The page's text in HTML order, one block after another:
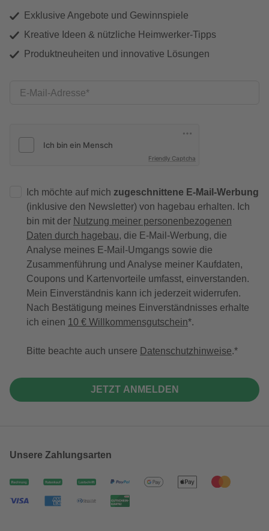
Exklusive Angebote und Gewinnspiele
Kreative Ideen & nützliche Heimwerker-Tipps
Produktneuheiten und innovative Lösungen
E-Mail-Adresse
Friendly Captcha
Ich möchte auf mich zugeschnittene E-Mail-Werbung
(inklusive den Newsletter) von hagebau erhalten. Ich
bin mit der Nutzung meiner personenbezogenen
Daten durch hagebau, die E-Mail-Werbung, die
Analyse meines E-Mail-Umgangs sowie die
Zusammenführung und Analyse meiner Kaufdaten,
Coupons und Kartenvorteile umfasst, einverstanden.
Mein Einverständnis kann ich jederzeit widerrufen.
Nach Bestätigung meines Einverständnisses erhalte
ich einen 10 € Willkommensgutschein*.
Bitte beachte auch unsere Datenschutzhinweise.
JETZT ANMELDEN
Unsere Zahlungsarten